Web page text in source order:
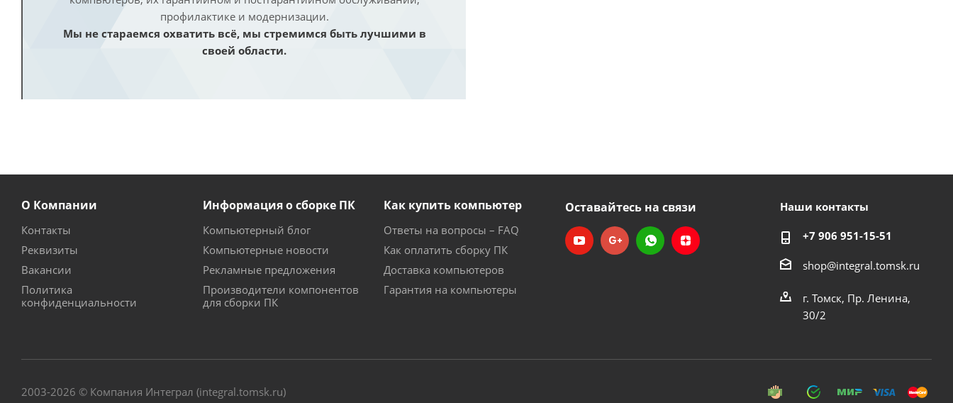
профилактике и модернизации.
Мы не стараемся охватить всё, мы стремимся быть лучшими в
своей области.
О Компании
Контакты
Реквизиты
Вакансии
Политика
конфиденциальности
Информация о сборке ПК
Компьютерный блог
Компьютерные новости
Рекламные предложения
Производители компонентов
для сборки ПК
Как купить компьютер
Ответы на вопросы – FAQ
Как оплатить сборку ПК
Доставка компьютеров
Гарантия на компьютеры
Оставайтесь на связи Наши контакты
+7 906 951-15-51
shop@integral.tomsk.ru
г. Томск, Пр. Ленина,
30/2
2003-2026 © Компания Интеграл (integral.tomsk.ru)